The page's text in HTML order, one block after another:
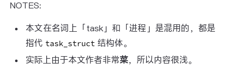
NOTES:
本文在名词上「task」和「进程」是混用的，都是
指代 task_struct 结构体。
实际上由于本文作者非常菜，所以内容很浅。